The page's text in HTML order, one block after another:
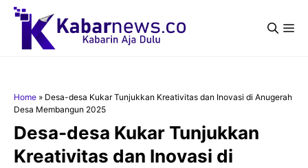
Langsung
Home » Desa-desa Kukar Tunjukkan Kreativitas dan Inovasi di Anugerah
Desa Membangun 2025
Desa-desa Kukar Tunjukkan
Kreativitas dan Inovasi di